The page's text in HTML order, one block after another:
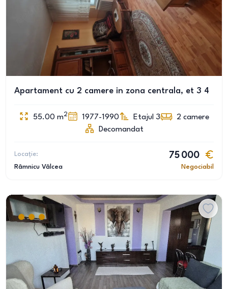
Apartament cu 2 camere in zona centrala, et 3 4
55.00 m2 1977-1990 Etajul 3 2 camere
Decomandat
Locație:
Râmnicu Vâlcea
75 000
Negociabil